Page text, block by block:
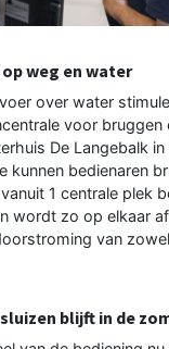
weg en water
over water
voor bruggen
De Langebalk
kunnen bedienaren
1 centrale plek
wordt zo op elkaar
van
blijft in de